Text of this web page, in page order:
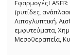
Εφαρμογές
(ρυτίδες,
Λιπογλυπτική.
εμφυτεύματα,
Μεσοθεραπεία,